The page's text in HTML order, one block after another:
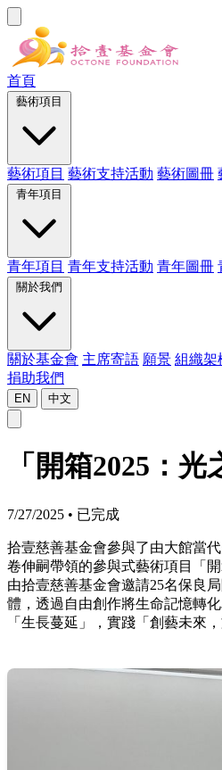
首頁
藝術項目 藝術支持活動 藝術圖冊
青年項目 青年支持活動 青年圖冊
關於基金會 主席寄語 願景 組織架
捐助我們
EN 中文
「開箱2025：光
7/27/2025 • 已完成
拾壹慈善基金會參與了由大館當
卷伸嗣帶領的參與式藝術項目「
由拾壹慈善基金會邀請25名保良
體，透過自由創作將生命記憶轉
「生長蔓延」，實踐「創藝未來